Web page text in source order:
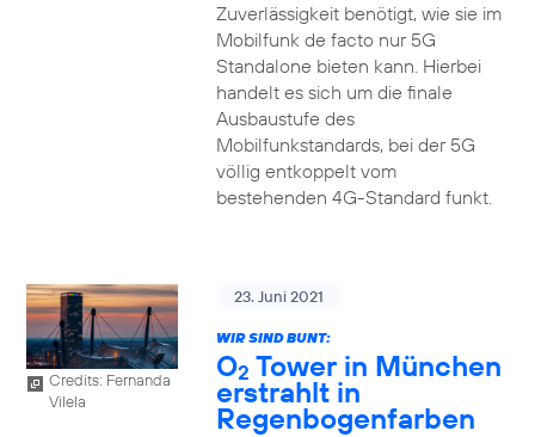
Zuverlässigkeit benötigt, wie sie im
Mobilfunk de facto nur 5G
Standalone bieten kann. Hierbei
handelt es sich um die finale
Ausbaustufe des
Mobilfunkstandards, bei der 5G
völlig entkoppelt vom
bestehenden 4G-Standard funkt.
Credits: Fernanda
Vilela
23. Juni 2021
WIR SIND BUNT:
O2 Tower in München
erstrahlt in
Regenbogenfarben